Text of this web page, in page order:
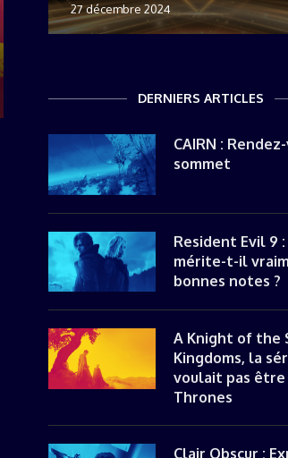
27 décembre 2024
DERNIERS ARTICLES
CAIRN :
sommet
Resident Evil 9
mérite-t-il
bonnes notes ?
A Knight of the
Kingdoms, la
voulait pas être
Thrones
Clair Obscur :